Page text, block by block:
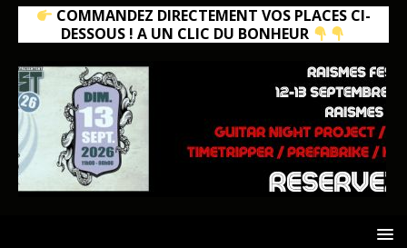
COMMANDEZ DIRECTEMENT VOS PLACES CI-
DESSOUS ! A UN CLIC DU BONHEUR